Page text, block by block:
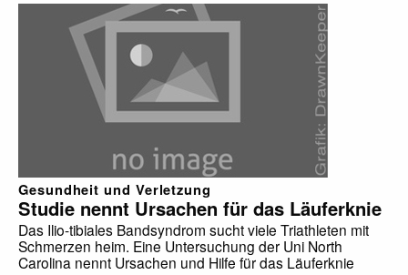
Gesundheit und Verletzung
Studie nennt Ursachen für das Läuferknie
Das Ilio-tibiales Bandsyndrom sucht viele Triathleten mit
Schmerzen heim. Eine Untersuchung der Uni North
Carolina nennt Ursachen und Hilfe für das Läuferknie